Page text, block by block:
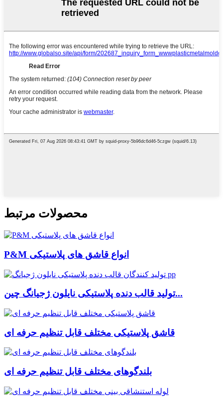
محصولات مرتبط
P&M انواع قاشق های پلاستیکی
تولید قالب دنده پلاستیکی نایلون ژجیانگ چین...
قاشق پلاستیکی مختلف قابل تنظیم حرفه ای
بلندگوهای مختلف قابل تنظیم حرفه ای